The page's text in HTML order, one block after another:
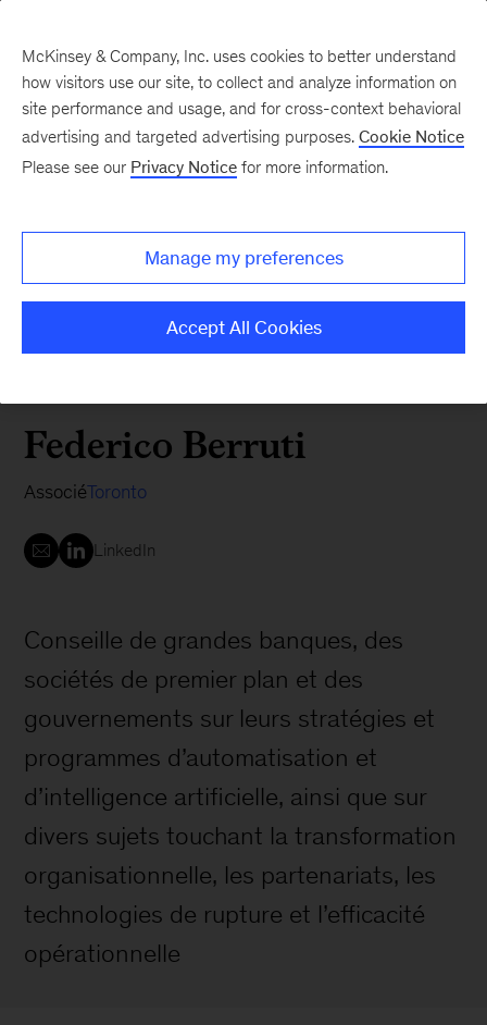
Federico Berruti
AssociéToronto
LinkedIn
Conseille de grandes banques, des
sociétés de premier plan et des
gouvernements sur leurs stratégies et
programmes d’automatisation et
d’intelligence artificielle, ainsi que sur
divers sujets touchant la transformation
organisationnelle, les partenariats, les
technologies de rupture et l’efficacité
opérationnelle
McKinsey & Company, Inc. uses cookies to better understand
how visitors use our site, to collect and analyze information on
site performance and usage, and for cross-context behavioral
advertising and targeted advertising purposes. Cookie Notice
Please see our Privacy Notice for more information.
Manage my preferences
Accept All Cookies